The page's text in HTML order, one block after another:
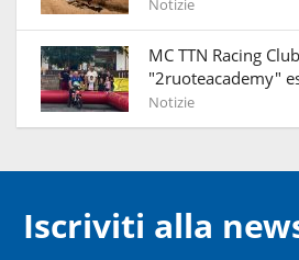
Notizie
MC TTN Racing
"2ruoteacademy"
Notizie
Iscriviti alla